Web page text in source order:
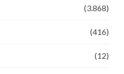
(3.868)
(416)
(12)